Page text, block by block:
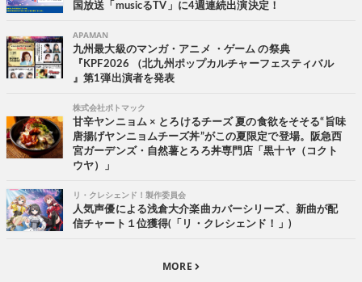
国放送「musicるTV」に4週連続出演決定！
APAMAN
九州最大級のマンガ・アニメ ・ゲーム の祭典
『KPF2026 （北九州ポップカルチャーフェスティバル
』第1弾出演者を発表
株式会社ポトマック
甘辛ヤンニョム × とろけるチーズ 夏の食欲をそそる“旨味
唐揚げヤンニョムチーズ丼”がこの夏限定で登場。阪急西
宮ガーデンズ・自然薯とろろ丼専門店「黒十ヤ（コクト
ウヤ）」
リ・クレシェンド！製作委員会
人気声優による浅倉大介楽曲カバーシリーズ、新曲が配
信チャート１位獲得(「リ・クレシェンド！」)
MORE